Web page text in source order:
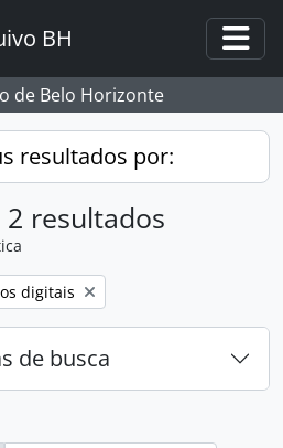
BH
de Belo Horizonte
resultados por:
resultados
digitais
de busca